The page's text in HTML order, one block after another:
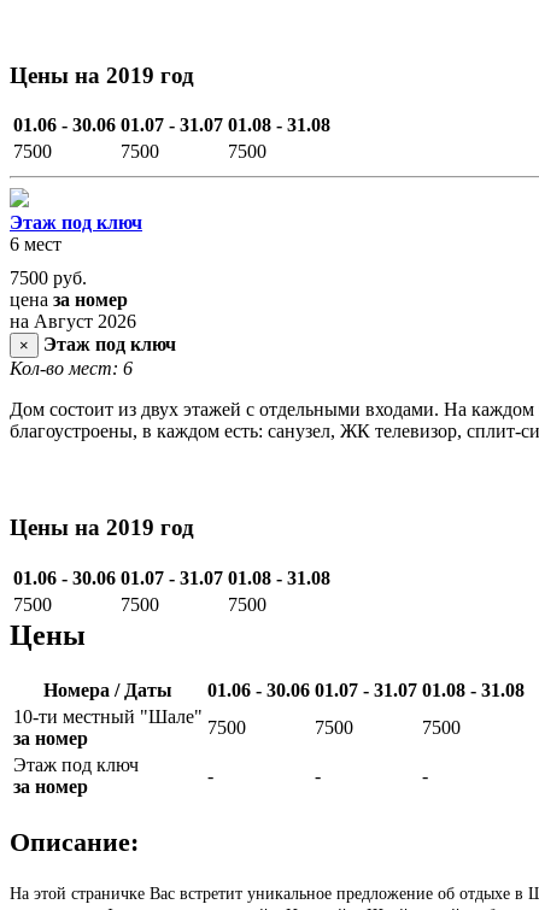
Цены на 2019 год
01.06 - 30.06 01.07 - 31.07 01.08 - 31.08
7500
7500 7500
Этаж под ключ
6 мест
7500 руб.
цена за номер
на Август 2026
×
Этаж под ключ
Кол-во мест: 6
Дом состоит из двух этажей с отдельными входами. На
благоустроены, в каждом есть: санузел, ЖК телевизор,
Цены на 2019 год
01.06 - 30.06 01.07 - 31.07 01.08 - 31.08
7500
7500 7500
Цены
Номера / Даты 01.06 - 30.06 01.07 - 31.07 01.08 - 31.08
10-ти местный "Шале"
за номер
7500 7500
7500
Этаж под ключ
за номер
- - -
Описание:
На этой страничке Вас встретит уникальное предложение об отдыхе